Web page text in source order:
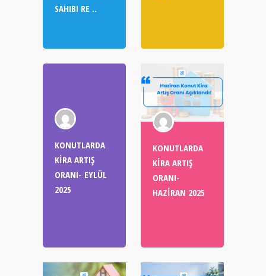
SAHIBI RE ..
KONUTLARDA
KİRA ARTIŞ
ORANI- EYLÜL
2025
KONUTLARDA
KİRA ARTIŞ
ORANI-
HAZİRAN 2025